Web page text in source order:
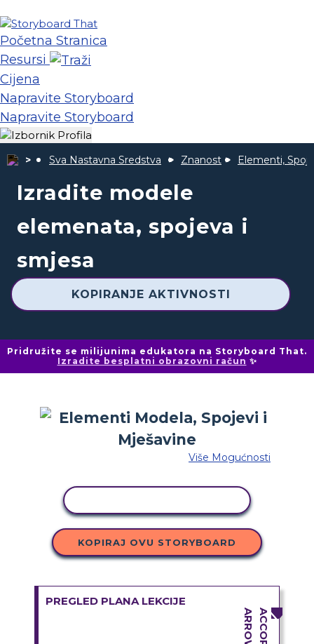
Početna Stranica
Resursi
Cijena
Napravite Storyboard
Napravite Storyboard
Sva Nastavna Sredstva Znanost Elementi,
Izradite modele
elemenata, spojeva i
smjesa
KOPIRANJE AKTIVNOSTI
Pridružite se milijunima edukatora na Storyboard That.
Izradite besplatni obrazovni račun ✨
Više Mogućnosti
KOPIRAJ OVU STORYBOARD
PREGLED PLANA LEKCIJE